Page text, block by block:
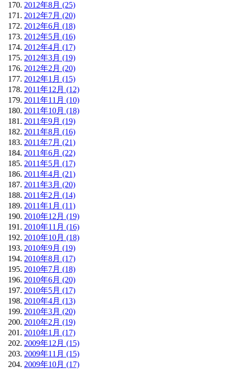
2012年8月 (25)
2012年7月 (20)
2012年6月 (18)
2012年5月 (16)
2012年4月 (17)
2012年3月 (19)
2012年2月 (20)
2012年1月 (15)
2011年12月 (12)
2011年11月 (10)
2011年10月 (18)
2011年9月 (19)
2011年8月 (16)
2011年7月 (21)
2011年6月 (22)
2011年5月 (17)
2011年4月 (21)
2011年3月 (20)
2011年2月 (14)
2011年1月 (11)
2010年12月 (19)
2010年11月 (16)
2010年10月 (18)
2010年9月 (19)
2010年8月 (17)
2010年7月 (18)
2010年6月 (20)
2010年5月 (17)
2010年4月 (13)
2010年3月 (20)
2010年2月 (19)
2010年1月 (17)
2009年12月 (15)
2009年11月 (15)
2009年10月 (17)